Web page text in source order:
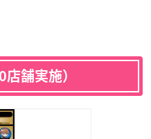
舗実施）